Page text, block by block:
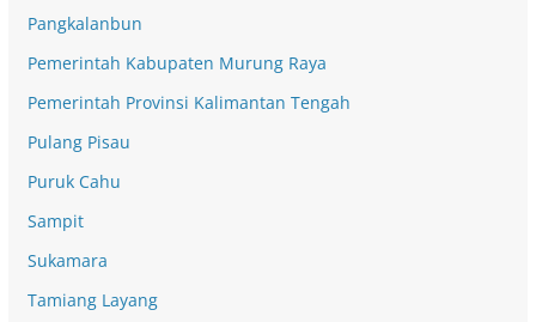
Pangkalanbun
Pemerintah Kabupaten Murung Raya
Pemerintah Provinsi Kalimantan Tengah
Pulang Pisau
Puruk Cahu
Sampit
Sukamara
Tamiang Layang